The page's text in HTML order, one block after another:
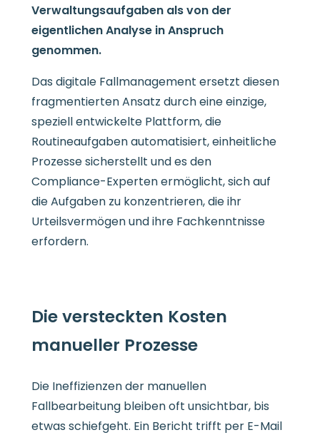
Verwaltungsaufgaben als von der
eigentlichen Analyse in Anspruch
genommen.
Das digitale Fallmanagement ersetzt diesen
fragmentierten Ansatz durch eine einzige,
speziell entwickelte Plattform, die
Routineaufgaben automatisiert, einheitliche
Prozesse sicherstellt und es den
Compliance-Experten ermöglicht, sich auf
die Aufgaben zu konzentrieren, die ihr
Urteilsvermögen und ihre Fachkenntnisse
erfordern.
Die versteckten Kosten
manueller Prozesse
Die Ineffizienzen der manuellen
Fallbearbeitung bleiben oft unsichtbar, bis
etwas schiefgeht. Ein Bericht trifft per E-Mail